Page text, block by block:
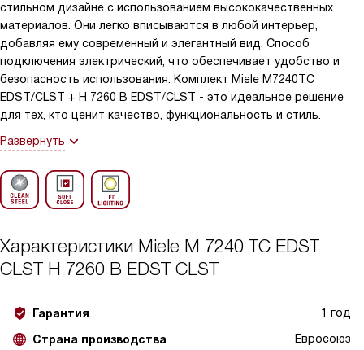
стильном дизайне с использованием высококачественных
материалов. Они легко вписываются в любой интерьер,
добавляя ему современный и элегантный вид. Способ
подключения электрический, что обеспечивает удобство и
безопасность использования. Комплект Miele M7240TC
EDST/CLST + H 7260 B EDST/CLST - это идеальное решение
для тех, кто ценит качество, функциональность и стиль.
Развернуть
Характеристики Miele M 7240 TC EDST
CLST H 7260 B EDST CLST
Гарантия 1 год
Страна производства Евросоюз